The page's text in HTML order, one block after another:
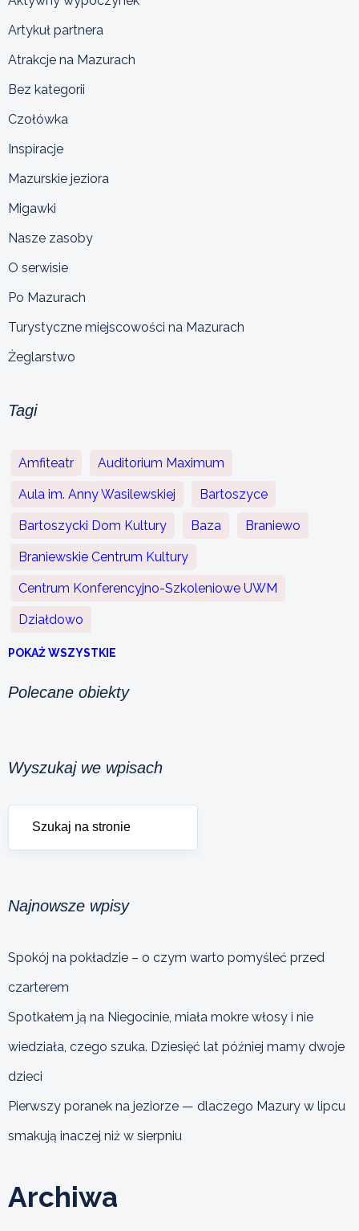
Artykuł partnera
Atrakcje na Mazurach
Bez kategorii
Czołówka
Inspiracje
Mazurskie jeziora
Migawki
Nasze zasoby
O serwisie
Po Mazurach
Turystyczne miejscowości na Mazurach
Żeglarstwo
Tagi
Amfiteatr Auditorium Maximum
Aula im. Anny Wasilewskiej Bartoszyce
Bartoszycki Dom Kultury Baza Braniewo
Braniewskie Centrum Kultury
Centrum Konferencyjno-Szkoleniowe UWM
Działdowo
POKAŻ WSZYSTKIE
Polecane obiekty
Wyszukaj we wpisach
Najnowsze wpisy
Spokój na pokładzie – o czym warto pomyśleć przed
czarterem
Spotkałem ją na Niegocinie, miała mokre włosy i nie
wiedziała, czego szuka. Dziesięć lat później mamy dwoje
dzieci
Pierwszy poranek na jeziorze — dlaczego Mazury w lipcu
smakują inaczej niż w sierpniu
Archiwa